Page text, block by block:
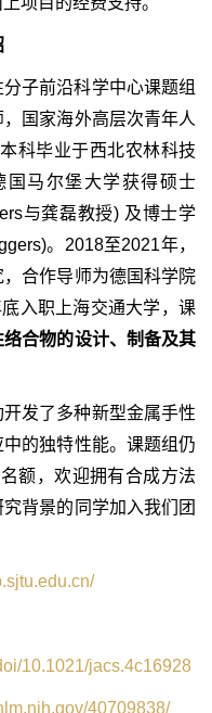
子前沿科学中心课题组
国家海外高层次青年人
科毕业于西北农林科技
国马尔堡大学获得硕士
与龚磊教授) 及博士学
。2018至2021年，
合作导师为德国科学院
入职上海交通大学，课
合物的设计、制备及其
发了多种新型金属手性
的独特性能。课题组仍
额，欢迎拥有合成方法
背景的同学加入我们团
10.1021/jacs.4c16928
40709838/